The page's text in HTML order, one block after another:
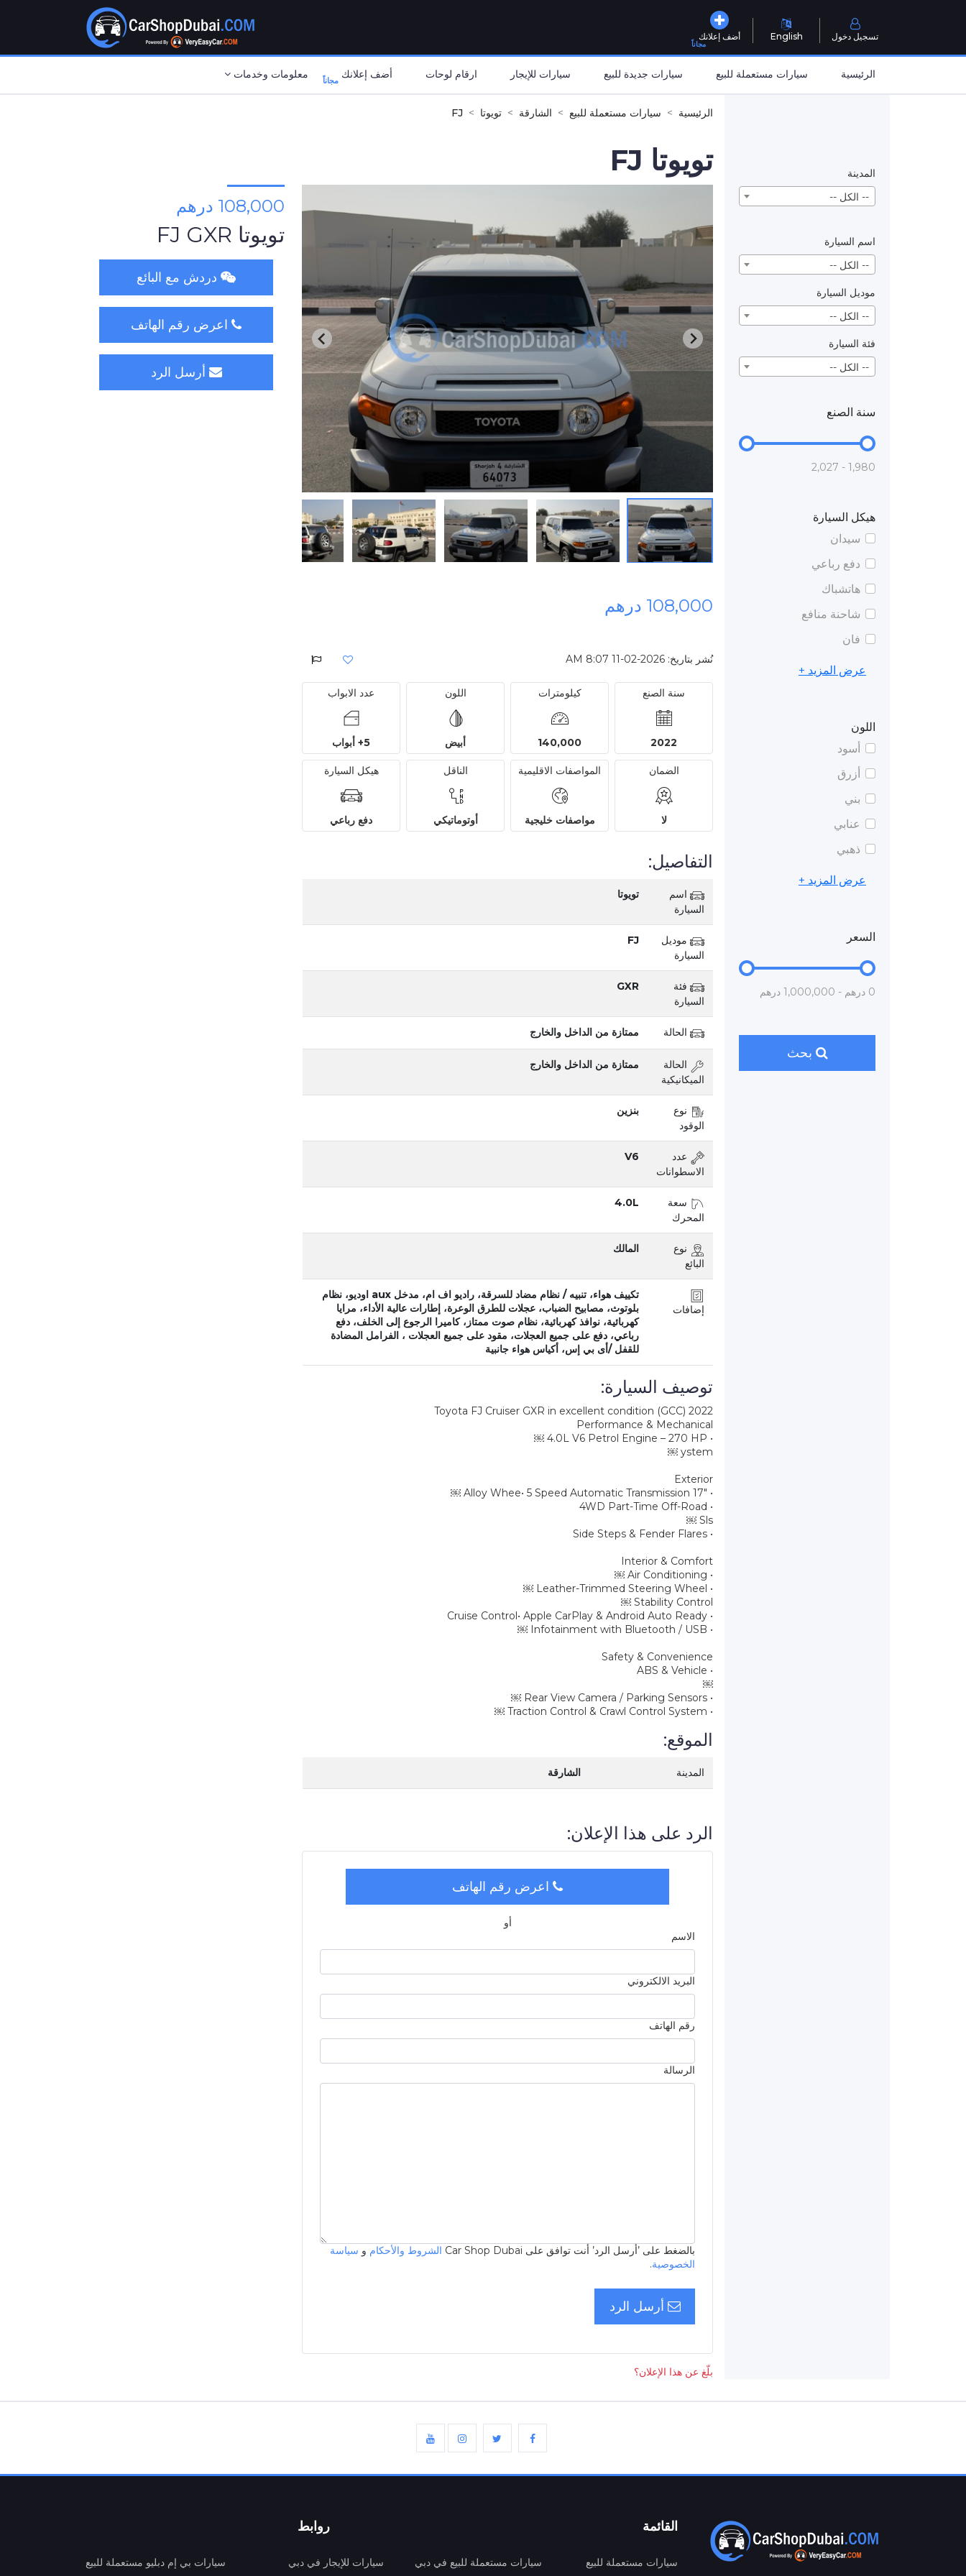
أضف إعلانك
مجاناً
English تسجيل دخول
الرئيسية سيارات مستعملة للبيع سيارات جديدة للبيع سيارات للإيجار ارقام لوحات أضف إعلانك مجاناً معلومات وخدمات
المدينة
-- الكل --
اسم السيارة
-- الكل --
موديل السيارة
-- الكل --
فئة السيارة
-- الكل --
سنة الصنع
1,980 - 2,027
هيكل السيارة
سيدان
دفع رباعي
هاتشباك
شاحنة منافع
فان
عرض المزيد +
اللون
أسود
أزرق
بني
عنابي
ذهبي
عرض المزيد +
السعر
0 درهم - 1,000,000 درهم
بحث
الرئيسية سيارات مستعملة للبيع الشارقة تويوتا FJ
تويوتا FJ
108,000 درهم
108,000 درهم
تويوتا FJ GXR
دردش مع البائع
اعرض رقم الهاتف
أرسل الرد
نُشر بتاريخ: 2026-02-11 8:07 AM
سنة الصنع
2022
كيلومترات
140,000
اللون
أبيض
عدد الابواب
5+ أبواب
الضمان
لا
المواصفات الاقليمية
مواصفات خليجية
الناقل
أوتوماتيكي
هيكل السيارة
دفع رباعي
التفاصيل:
اسم
السيارة
تويوتا
موديل
السيارة
FJ
فئة
السيارة
GXR
الحالة ممتازة من الداخل والخارج
الحالة
الميكانيكية
ممتازة من الداخل والخارج
نوع
الوقود
بنزين
عدد
الاسطوانات
V6
سعة
المحرك
4.0L
نوع
البائع
المالك
إضافات
تكييف هواء، تنبيه / نظام مضاد للسرقة، راديو اف ام، مدخل aux اوديو، نظام
بلوتوث، مصابيح الضباب، عجلات للطرق الوعرة، إطارات عالية الأداء، مرايا
كهربائية، نوافذ كهربائية، نظام صوت ممتاز، كاميرا الرجوع إلى الخلف، دفع
رباعي، دفع على جميع العجلات، مقود على جميع العجلات ، الفرامل المضادة
للقفل /أى بي إس، أكياس هواء جانبية
توصيف السيارة:
2022 Toyota FJ Cruiser GXR in excellent condition (GCC)
Performance & Mechanical
• 4.0L V6 Petrol Engine – 270 HP ￼
ystem ￼
Exterior
• 17″ Alloy Whee• 5 Speed Automatic Transmission ￼
• 4WD Part-Time Off-Road
Sls ￼
• Side Steps & Fender Flares
Interior & Comfort
• Air Conditioning ￼
• Leather-Trimmed Steering Wheel ￼
Stability Control ￼
• Cruise Control• Apple CarPlay & Android Auto Ready
• Infotainment with Bluetooth / USB ￼
Safety & Convenience
• ABS & Vehicle
￼
• Rear View Camera / Parking Sensors ￼
• Traction Control & Crawl Control System ￼
الموقع:
المدينة الشارقة
الرد على هذا الإعلان:
اعرض رقم الهاتف
أو
الاسم
البريد الالكتروني
رقم الهاتف
الرسالة
بالضغط على ’أرسل الرد’ أنت توافق على Car Shop Dubai الشروط والأحكام و سياسة
الخصوصية.
أرسل الرد
بلّغ عن هذا الإعلان؟
القائمة
سيارات مستعملة للبيع
روابط
سيارات مستعملة للبيع في دبي سيارات للإيجار في دبي سيارات بي إم دبليو مستعملة للبيع